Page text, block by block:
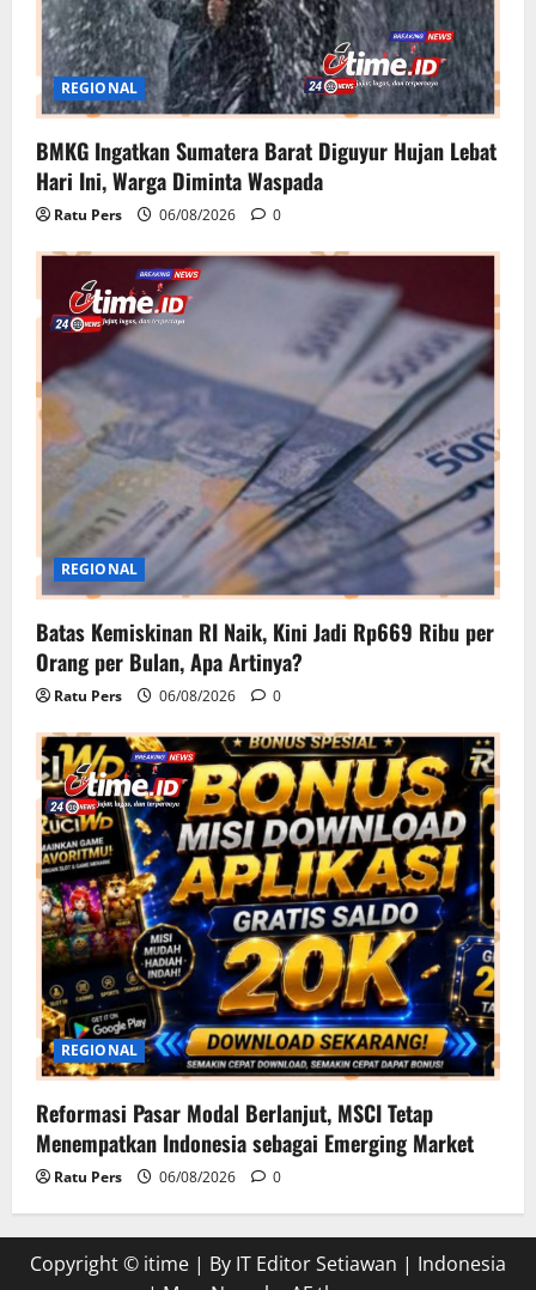
REGIONAL
BMKG Ingatkan Sumatera Barat Diguyur Hujan Lebat
Hari Ini, Warga Diminta Waspada
Ratu Pers 06/08/2026 0
REGIONAL
Batas Kemiskinan RI Naik, Kini Jadi Rp669 Ribu per
Orang per Bulan, Apa Artinya?
Ratu Pers 06/08/2026 0
REGIONAL
Reformasi Pasar Modal Berlanjut, MSCI Tetap
Menempatkan Indonesia sebagai Emerging Market
Ratu Pers 06/08/2026 0
Copyright © itime | By IT Editor Setiawan | Indonesia